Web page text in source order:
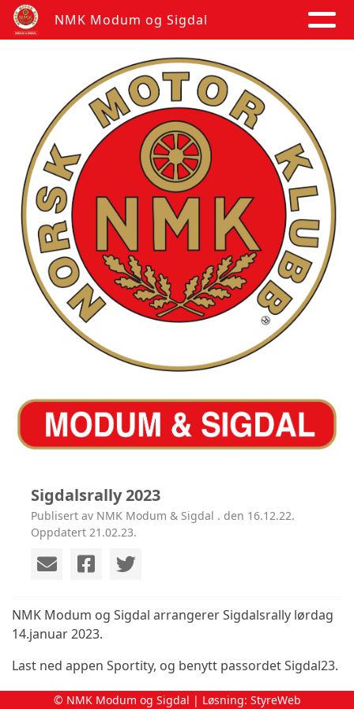
NMK Modum og Sigdal
Sigdalsrally 2023
Publisert av NMK Modum & Sigdal . den 16.12.22.
Oppdatert 21.02.23.
NMK Modum og Sigdal arrangerer Sigdalsrally lørdag
14.januar 2023.
Last ned appen Sportity, og benytt passordet Sigdal23.
© NMK Modum og Sigdal | Løsning: StyreWeb